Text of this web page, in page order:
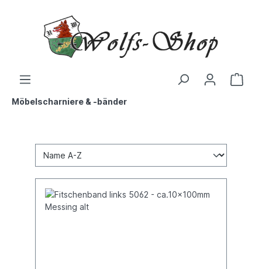
Möbelscharniere & -bänder